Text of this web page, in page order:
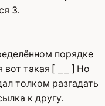
З.
порядке
вот такая [ __ ] Но
толком разгадать
к другу.